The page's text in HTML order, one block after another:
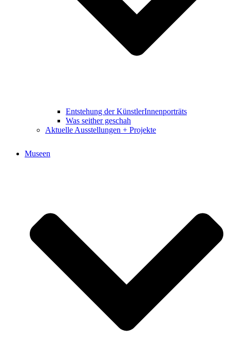
Entstehung der KünstlerInnenporträts
Was seither geschah
Aktuelle Ausstellungen + Projekte
Museen